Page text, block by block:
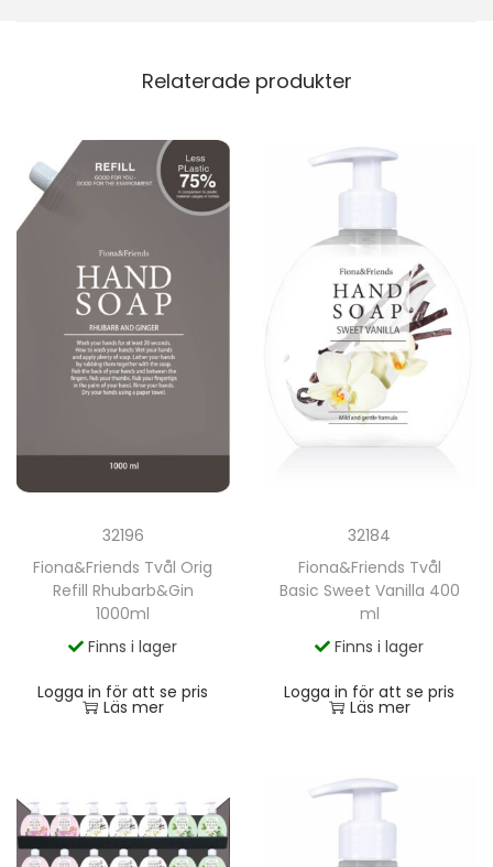
Relaterade produkter
32196
Fiona&Friends Tvål Orig
Refill Rhubarb&Gin
1000ml
Finns i lager
Logga in för att se pris
Läs mer
32184
Fiona&Friends Tvål
Basic Sweet Vanilla 400
ml
Finns i lager
Logga in för att se pris
Läs mer